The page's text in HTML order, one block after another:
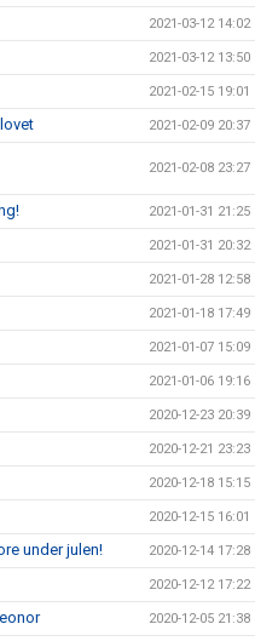
2021-03-12 14:02
2021-03-12 13:50
2021-02-15 19:01
2021-02-09 20:37
2021-02-08 23:27
2021-01-31 21:25
2021-01-31 20:32
2021-01-28 12:58
2021-01-18 17:49
2021-01-07 15:09
2021-01-06 19:16
2020-12-23 20:39
2020-12-21 23:23
2020-12-18 15:15
2020-12-15 16:01
under julen! 2020-12-14 17:28
2020-12-12 17:22
2020-12-05 21:38